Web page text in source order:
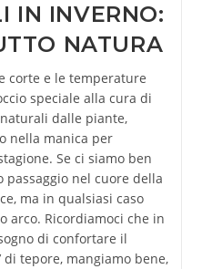
IN INVERNO:
NATURA
corte e le temperature
speciale alla cura di
dalle piante,
nella manica per
Se ci siamo ben
nel cuore della
ma in qualsiasi caso
arco. Ricordiamoci che in
di confortare il
di tepore, mangiamo bene,